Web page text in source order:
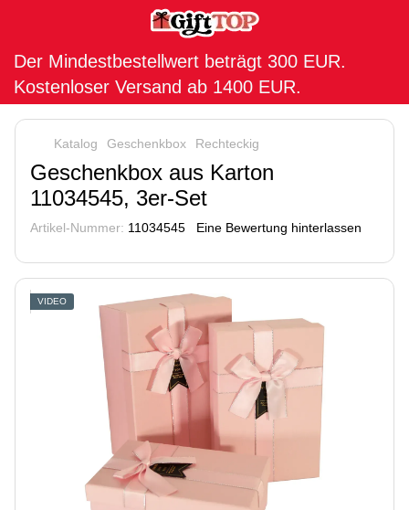
Der Mindestbestellwert beträgt 300 EUR.
Kostenloser Versand ab 1400 EUR.
Katalog Geschenkbox Rechteckig
Geschenkbox aus Karton
11034545, 3er-Set
Artikel-Nummer: 11034545 Eine Bewertung hinterlassen
VIDEO